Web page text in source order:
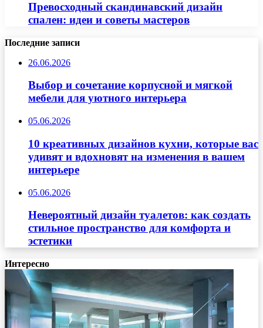
Превосходный скандинавский дизайн
спален: идеи и советы мастеров
Последние записи
26.06.2026
Выбор и сочетание корпусной и мягкой
мебели для уютного интерьера
05.06.2026
10 креативных дизайнов кухни, которые вас
удивят и вдохновят на изменения в вашем
интерьере
05.06.2026
Невероятный дизайн туалетов: как создать
стильное пространство для комфорта и
эстетики
Интересно